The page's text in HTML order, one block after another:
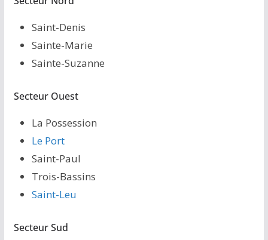
Saint-Denis
Sainte-Marie
Sainte-Suzanne
Secteur Ouest
La Possession
Le Port
Saint-Paul
Trois-Bassins
Saint-Leu
Secteur Sud